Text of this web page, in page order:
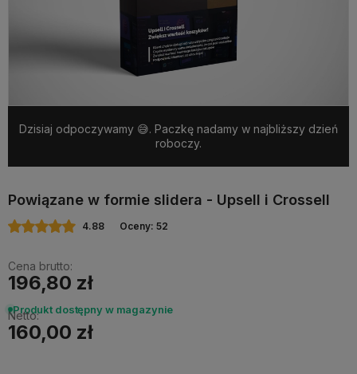
z poprzedniej sesji.
Dzisiaj odpoczywamy 😅. Paczkę nadamy w najbliższy dzień
roboczy.
Powiązane w formie slidera - Upsell i Crossell
4.88 Oceny: 52
Cena brutto:
196,80 zł
Produkt dostępny w magazynie
Netto:
160,00 zł